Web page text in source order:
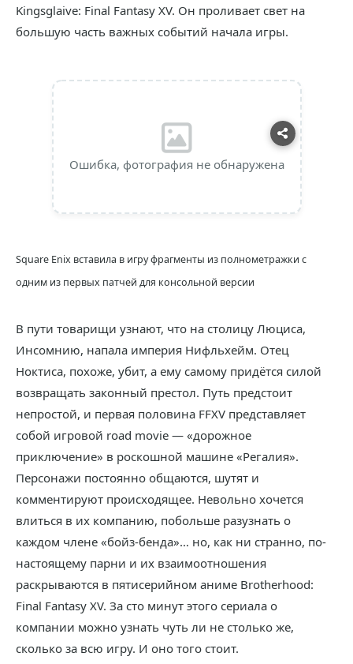
Kingsglaive: Final Fantasy XV. Он проливает свет на
большую часть важных событий начала игры.
Ошибка, фотография не обнаружена
Square Enix вставила в игру фрагменты из полнометражки с
одним из первых патчей для консольной версии
В пути товарищи узнают, что на столицу Люциса,
Инсомнию, напала империя Нифльхейм. Отец
Ноктиса, похоже, убит, а ему самому придётся силой
возвращать законный престол. Путь предстоит
непростой, и первая половина FFXV представляет
собой игровой road movie — «дорожное
приключение» в роскошной машине «Регалия».
Персонажи постоянно общаются, шутят и
комментируют происходящее. Невольно хочется
влиться в их компанию, побольше разузнать о
каждом члене «бойз-бенда»… но, как ни странно, по-
настоящему парни и их взаимоотношения
раскрываются в пятисерийном аниме Brotherhood:
Final Fantasy XV. За сто минут этого сериала о
компании можно узнать чуть ли не столько же,
сколько за всю игру. И оно того стоит.